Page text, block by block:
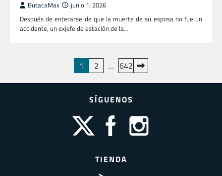
ButacaMax junio 1, 2026
Después de enterarse de que la muerte de su esposa no fue un
accidente, un exjefe de estación de la…
de
1 2 … 642
SÍGUENOS
TIENDA